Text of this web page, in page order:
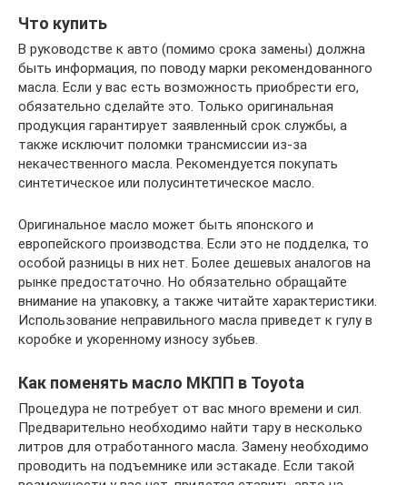
Что купить
В руководстве к авто (помимо срока замены) должна
быть информация, по поводу марки рекомендованного
масла. Если у вас есть возможность приобрести его,
обязательно сделайте это. Только оригинальная
продукция гарантирует заявленный срок службы, а
также исключит поломки трансмиссии из-за
некачественного масла. Рекомендуется покупать
синтетическое или полусинтетическое масло.
Оригинальное масло может быть японского и
европейского производства. Если это не подделка, то
особой разницы в них нет. Более дешевых аналогов на
рынке предостаточно. Но обязательно обращайте
внимание на упаковку, а также читайте характеристики.
Использование неправильного масла приведет к гулу в
коробке и укоренному износу зубьев.
Как поменять масло МКПП в Toyota
Процедура не потребует от вас много времени и сил.
Предварительно необходимо найти тару в несколько
литров для отработанного масла. Замену необходимо
проводить на подъемнике или эстакаде. Если такой